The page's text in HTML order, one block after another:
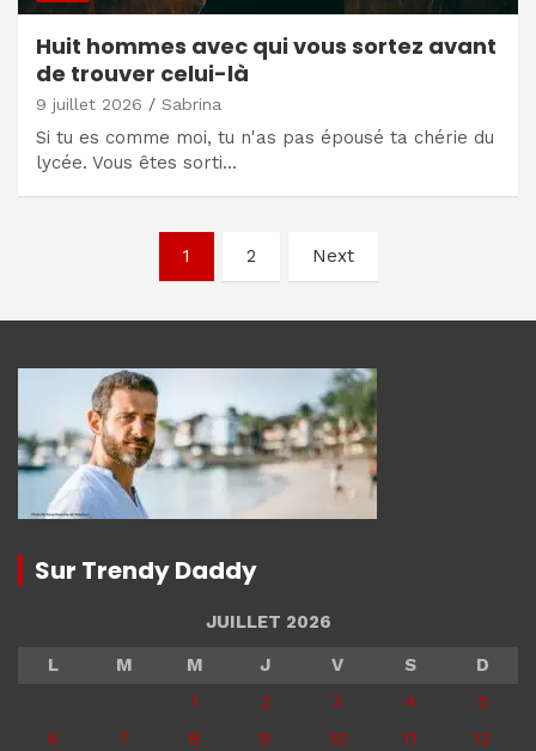
Huit hommes avec qui vous sortez avant
de trouver celui-là
9 juillet 2026 Sabrina
Si tu es comme moi, tu n'as pas épousé ta chérie du
lycée. Vous êtes sorti…
articles
1 2 Next
Sur Trendy Daddy
JUILLET 2026
L
M M J V S
D
1
2 3 4
5
6
7 8 9 10 11
12